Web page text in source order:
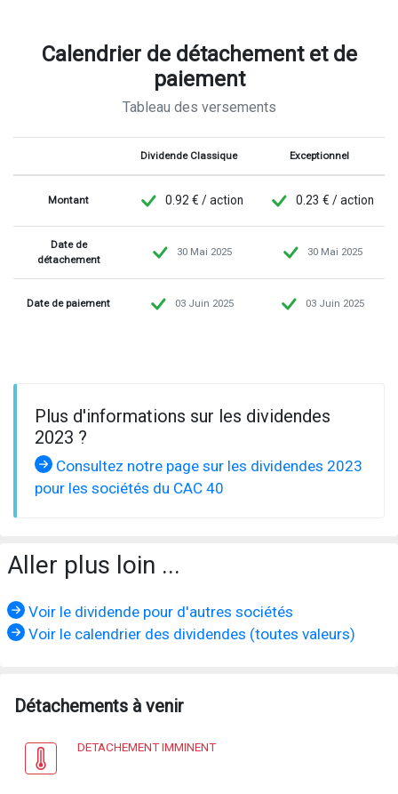
Calendrier de détachement et de
paiement
Tableau des versements
Dividende Classique Exceptionnel
Montant 0.92 € / action 0.23 € / action
Date de
détachement
30 Mai 2025 30 Mai 2025
Date de paiement 03 Juin 2025 03 Juin 2025
Plus d'informations sur les dividendes
2023 ?
Consultez notre page sur les dividendes 2023
pour les sociétés du CAC 40
Aller plus loin ...
Voir le dividende pour d'autres sociétés
Voir le calendrier des dividendes (toutes valeurs)
Détachements à venir
DETACHEMENT IMMINENT